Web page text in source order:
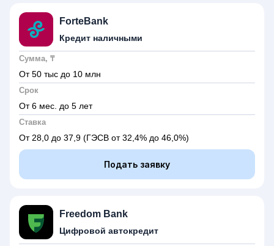
ForteBank
Кредит наличными
Сумма, ₸
От 50 тыс до 10 млн
Срок
От 6 мес. до 5 лет
Ставка
От 28,0 до 37,9 (ГЭСВ от 32,4% до 46,0%)
Подать заявку
Freedom Bank
Цифровой автокредит